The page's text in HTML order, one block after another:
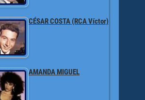
CÉSAR COSTA (RCA Víctor)
AMANDA MIGUEL